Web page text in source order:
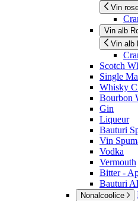
Vin
Vin alb
Vin alb
Scotch
Single
Whisky
Bourbon
Gin
Liqueur
Bauturi
Vin
Vodka
Vermouth
Bitter -
Bauturi
Nonalcoolice